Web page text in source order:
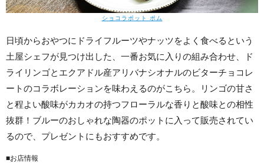
ショコラポット ポム
日頃からおやつにドライフルーツやナッツをよく食べるという
土屋シェフが見つけ出した、一番お気に入りの組み合わせ、ド
ライリンゴとエクアドル産アリバナシオナルのビターチョコレ
ートのコラボレーションを味わえるのがこちら。リンゴの甘さ
と程よい酸味がカカオの持つフローラルな香りと酸味との相性
抜群！ブルーのおしゃれな陶器のポットに入って販売されてい
るので、プレゼントにもおすすめです。
■お店情報